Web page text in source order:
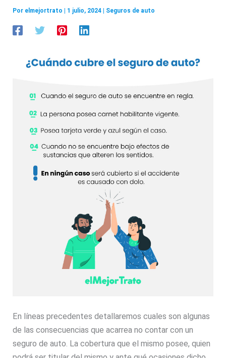
Por elmejortrato 1 julio, 2024 Seguros de auto
En líneas precedentes detallaremos cuales son algunas
de las consecuencias que acarrea no contar con un
seguro de auto. La cobertura que el mismo posee, quien